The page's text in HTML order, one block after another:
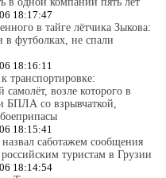
18:17:47
в тайге лётчика Зыкова:
в футболках, не спали
18:16:11
транспортировке:
самолёт, возле которого в
со взрывчаткой,
18:15:41
назвал саботажем сообщения
российским туристам в Грузии
18:14:54